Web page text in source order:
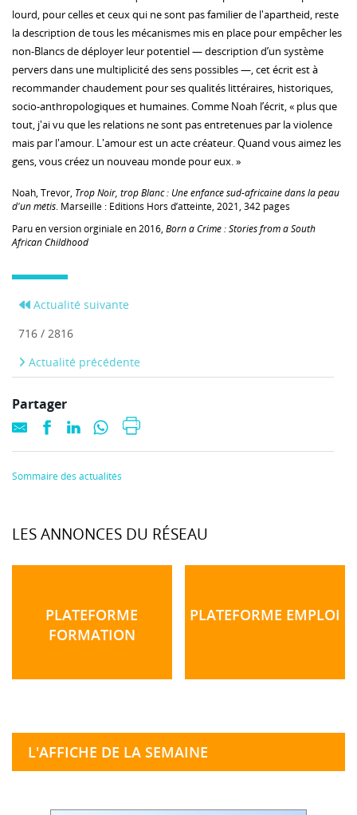
lourd, pour celles et ceux qui ne sont pas familier de l'apartheid, reste
la description de tous les mécanismes mis en place pour empêcher les
non-Blancs de déployer leur potentiel — description d’un système
pervers dans une multiplicité des sens possibles —, cet écrit est à
recommander chaudement pour ses qualités littéraires, historiques,
socio-anthropologiques et humaines. Comme Noah l’écrit, « plus que
tout, j'ai vu que les relations ne sont pas entretenues par la violence
mais par l'amour. L'amour est un acte créateur. Quand vous aimez les
gens, vous créez un nouveau monde pour eux. »
Noah, Trevor, Trop Noir, trop Blanc : Une enfance sud-africaine dans la peau
d'un métis. Marseille : Editions Hors d’atteinte, 2021, 342 pages
Paru en version orginiale en 2016, Born a Crime : Stories from a South
African Childhood
Actualité suivante
716 / 2816
Actualité précédente
Partager
Sommaire des actualités
LES ANNONCES DU RÉSEAU
PLATEFORME
FORMATION
PLATEFORME EMPLOI
L'AFFICHE DE LA SEMAINE